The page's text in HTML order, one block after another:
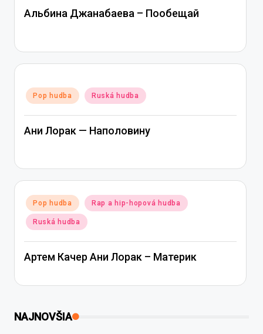
Альбина Джанабаева – Пообещай
Posted
in
Pop hudba Ruská hudba
Ани Лорак — Наполовину
Posted
in
Pop hudba Rap a hip-hopová hudba
Ruská hudba
Артем Качер Ани Лорак – Материк
NAJNOVŠIA